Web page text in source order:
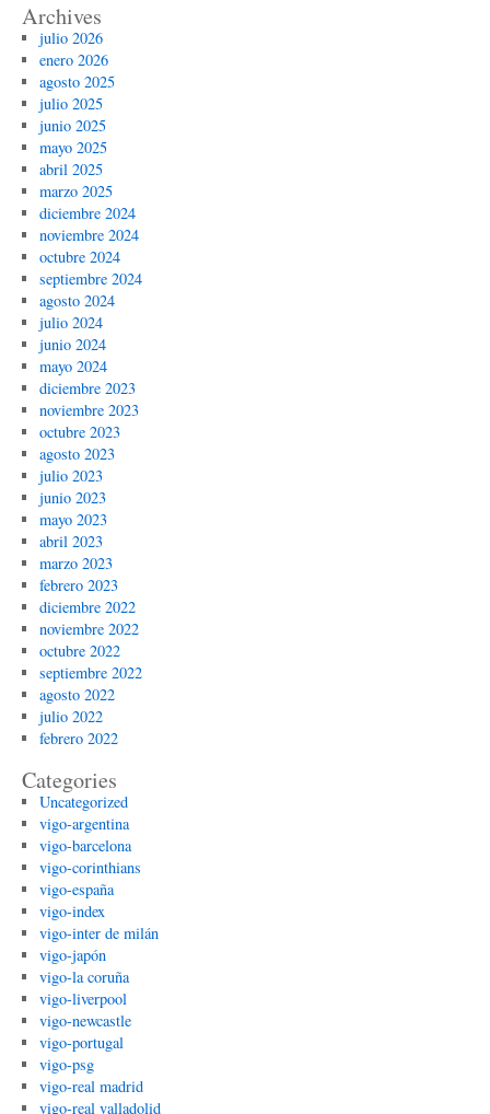
Archives
julio 2026
enero 2026
agosto 2025
julio 2025
junio 2025
mayo 2025
abril 2025
marzo 2025
diciembre 2024
noviembre 2024
octubre 2024
septiembre 2024
agosto 2024
julio 2024
junio 2024
mayo 2024
diciembre 2023
noviembre 2023
octubre 2023
agosto 2023
julio 2023
junio 2023
mayo 2023
abril 2023
marzo 2023
febrero 2023
diciembre 2022
noviembre 2022
octubre 2022
septiembre 2022
agosto 2022
julio 2022
febrero 2022
Categories
Uncategorized
vigo-argentina
vigo-barcelona
vigo-corinthians
vigo-españa
vigo-index
vigo-inter de milán
vigo-japón
vigo-la coruña
vigo-liverpool
vigo-newcastle
vigo-portugal
vigo-psg
vigo-real madrid
vigo-real valladolid